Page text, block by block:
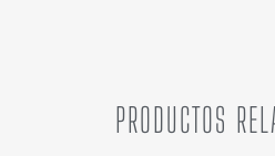
PRODUCTOS